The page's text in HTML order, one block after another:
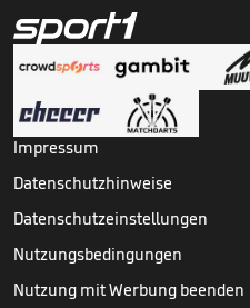
Impressum
Datenschutzhinweise
Datenschutzeinstellungen
Nutzungsbedingungen
Nutzung mit Werbung beenden